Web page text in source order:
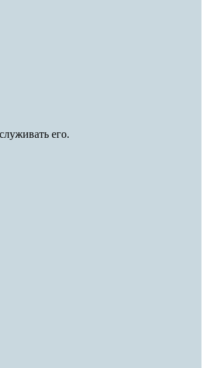
его.